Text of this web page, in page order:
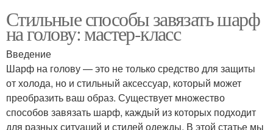
Стильные способы завязать шарф
на голову: мастер-класс
Введение
Шарф на голову — это не только средство для защиты
от холода, но и стильный аксессуар, который может
преобразить ваш образ. Существует множество
способов завязать шарф, каждый из которых подходит
для разных ситуаций и стилей одежды. В этой статье мы